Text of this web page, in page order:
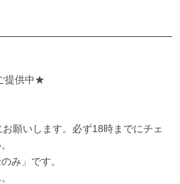
提供中★
願いします。必ず18時までにチェ
み」です。